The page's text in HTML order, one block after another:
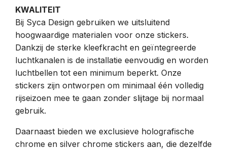
KWALITEIT
Bij Syca Design gebruiken we uitsluitend
hoogwaardige materialen voor onze stickers.
Dankzij de sterke kleefkracht en geïntegreerde
luchtkanalen is de installatie eenvoudig en worden
luchtbellen tot een minimum beperkt. Onze
stickers zijn ontworpen om minimaal één volledig
rijseizoen mee te gaan zonder slijtage bij normaal
gebruik.
Daarnaast bieden we exclusieve holografische
chrome en silver chrome stickers aan, die dezelfde